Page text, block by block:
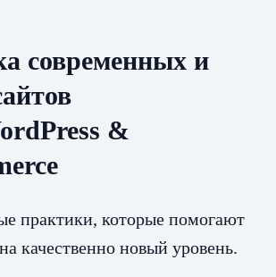
современных и
&
практики, которые помогают
качественно новый уровень.